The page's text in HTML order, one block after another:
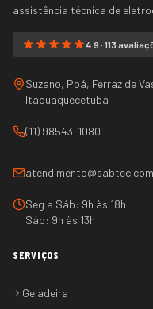
assistência técnica de
4.9 · 113
Suzano, Poá, Ferraz de
Itaquaquecetuba
(11) 98543-1080
Seg a Sáb: 9h às 18h
Sáb: 9h às 13h
SERVIÇOS
Geladeira